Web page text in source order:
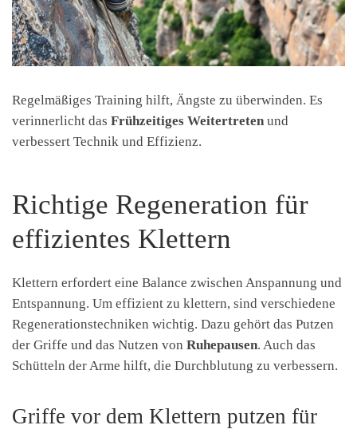
Regelmäßiges Training hilft, Ängste zu überwinden. Es
verinnerlicht das Frühzeitiges Weitertreten und
verbessert Technik und Effizienz.
Richtige Regeneration für
effizientes Klettern
Klettern erfordert eine Balance zwischen Anspannung und
Entspannung. Um effizient zu klettern, sind verschiedene
Regenerationstechniken wichtig. Dazu gehört das Putzen
der Griffe und das Nutzen von Ruhepausen. Auch das
Schütteln der Arme hilft, die Durchblutung zu verbessern.
Griffe vor dem Klettern putzen für